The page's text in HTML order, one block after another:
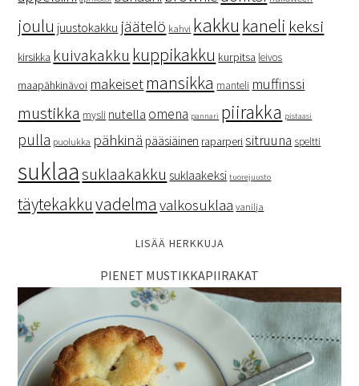
joulu juustokakku jäätelö kahvi kakku kaneli keksi
kirsikka kuivakakku kuppikakku kurpitsa leivos
maapähkinävoi makeiset mansikka manteli muffinssi
mustikka mysli nutella omena pannari piirakka pistaasi
pulla puolukka pähkinä pääsiäinen raparperi sitruuna speltti
suklaa suklaakakku suklaakeksi tuorejuusto
täytekakkuvadelma valkosuklaa vanilja
LISÄÄ HERKKUJA
PIENET MUSTIKKAPIIRAKAT